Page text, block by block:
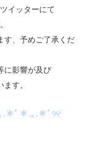
イッターにて
す、予めご了承くだ
に影響が及び
す。
＊ﾟ＊.｡.＊ﾟ୨୧